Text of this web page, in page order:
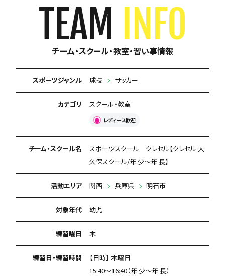
TEAM INFO
チーム・スクール・教室・習い事情報
スポーツジャンル 球技 サッカー
カテゴリ スクール・教室
レディース歓迎
チーム・スクール名
スポーツスクール クレセル【クレセル 大
久保スクール/年 少～年 長】
活動エリア 関西 兵庫県 明石市
対象年代 幼児
練習曜日 木
練習日・練習時間
【日時】 木曜日
15:40～16:40（年 少～年 長）